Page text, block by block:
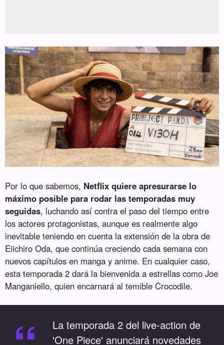
Por lo que sabemos, Netflix quiere apresurarse lo
máximo posible para rodar las temporadas muy
seguidas, luchando así contra el paso del tiempo entre
los actores protagonistas, aunque es realmente algo
inevitable teniendo en cuenta la extensión de la obra de
Eiichiro Oda, que continúa creciendo cada semana con
nuevos capítulos en manga y anime. En cualquier caso,
esta temporada 2 dará la bienvenida a estrellas como Joe
Manganiello, quien encarnará al temible Crocodile.
La temporada 2 del live-action de
'One Piece' anunciará novedades